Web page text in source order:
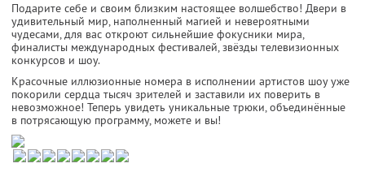
Подарите себе и своим близким настоящее волшебство! Двери в
удивительный мир, наполненный магией и невероятными
чудесами, для вас откроют сильнейшие фокусники мира,
финалисты международных фестивалей, звёзды телевизионных
конкурсов и шоу.
Красочные иллюзионные номера в исполнении артистов шоу уже
покорили сердца тысяч зрителей и заставили их поверить в
невозможное! Теперь увидеть уникальные трюки, объединённые
в потрясающую программу, можете и вы!